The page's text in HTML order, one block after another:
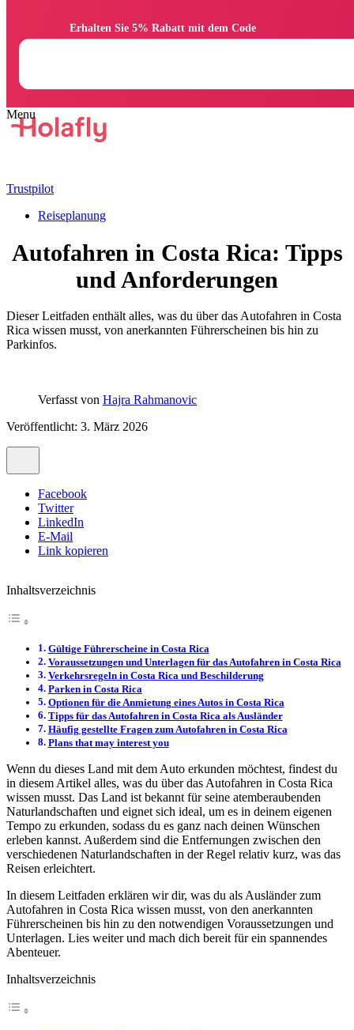
Trustpilot
Reiseplanung
Autofahren in Costa Rica: Tipps
und Anforderungen
Dieser Leitfaden enthält alles, was du über das Autofahren in Costa
Rica wissen musst, von anerkannten Führerscheinen bis hin zu
Parkinfos.
Verfasst von Hajra Rahmanovic
Veröffentlicht: 3. März 2026
Facebook
Twitter
LinkedIn
E-Mail
Link kopieren
Inhaltsverzeichnis
Gültige Führerscheine in Costa Rica
Voraussetzungen und Unterlagen für das Autofahren in Costa Rica
Verkehrsregeln in Costa Rica und Beschilderung
Parken in Costa Rica
Optionen für die Anmietung eines Autos in Costa Rica
Tipps für das Autofahren in Costa Rica als Ausländer
Häufig gestellte Fragen zum Autofahren in Costa Rica
Plans that may interest you
Wenn du dieses Land mit dem Auto erkunden möchtest, findest du
in diesem Artikel alles, was du über das Autofahren in Costa Rica
wissen musst. Das Land ist bekannt für seine atemberaubenden
Naturlandschaften und eignet sich ideal, um es in deinem eigenen
Tempo zu erkunden, sodass du es ganz nach deinen Wünschen
erleben kannst. Außerdem sind die Entfernungen zwischen den
verschiedenen Naturlandschaften in der Regel relativ kurz, was das
Reisen erleichtert.
In diesem Leitfaden erklären wir dir, was du als Ausländer zum
Autofahren in Costa Rica wissen musst, von den anerkannten
Führerscheinen bis hin zu den notwendigen Voraussetzungen und
Unterlagen. Lies weiter und mach dich bereit für ein spannendes
Abenteuer.
Inhaltsverzeichnis